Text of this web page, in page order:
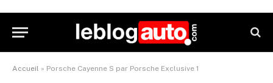
Accueil » Porsche Cayenne S par Porsche Exclusive 1